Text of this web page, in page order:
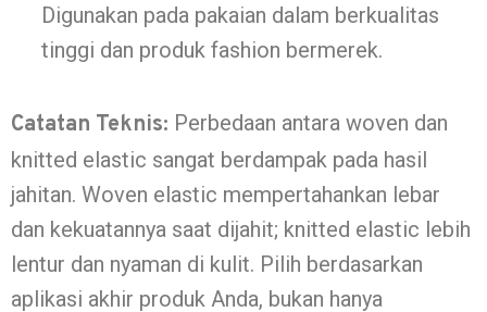
Digunakan pada pakaian dalam berkualitas
tinggi dan produk fashion bermerek.
Catatan Teknis: Perbedaan antara woven dan
knitted elastic sangat berdampak pada hasil
jahitan. Woven elastic mempertahankan lebar
dan kekuatannya saat dijahit; knitted elastic lebih
lentur dan nyaman di kulit. Pilih berdasarkan
aplikasi akhir produk Anda, bukan hanya